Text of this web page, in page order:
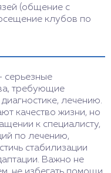
(общение с
клубов по
серьезные
требующие
лечению.
качество жизни, но
к специалисту,
по лечению,
стабилизации
Важно не